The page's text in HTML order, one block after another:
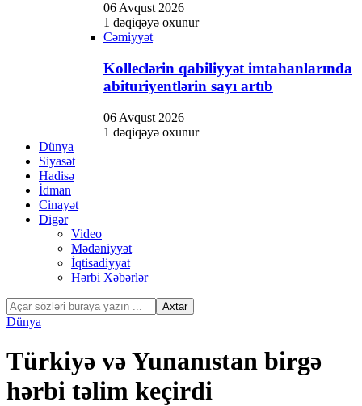
06 Avqust 2026
1 dəqiqəyə oxunur
Cəmiyyət
Kolleclərin qabiliyyət imtahanlarında
abituriyentlərin sayı artıb
06 Avqust 2026
1 dəqiqəyə oxunur
Dünya
Siyasət
Hadisə
İdman
Cinayət
Digər
Video
Mədəniyyət
İqtisadiyyat
Hərbi Xəbərlər
Dünya
Türkiyə və Yunanıstan birgə
hərbi təlim keçirdi